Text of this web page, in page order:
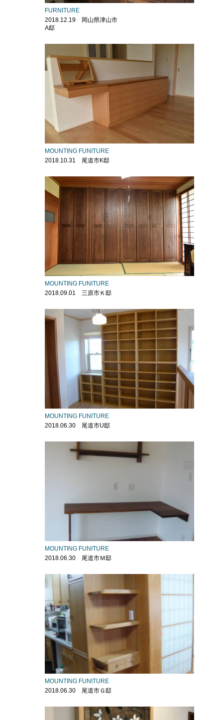
FURNITURE
2018.12.19 岡山県津山市
A邸
MOUNTING FUNITURE
2018.10.31 尾道市K邸
MOUNTING FUNITURE
2018.09.01 三原市Ｋ邸
MOUNTING FUNITURE
2018.06.30 尾道市U邸
MOUNTING FUNITURE
2018.06.30 尾道市Ｍ邸
MOUNTING FUNITURE
2018.06.30 尾道市Ｇ邸